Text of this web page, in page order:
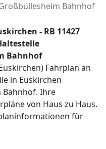
Bahnhof
- RB 11427
Bahnhof
Fahrplan an
in Euskirchen
Bahnhof. Ihre
von Haus zu Haus.
für